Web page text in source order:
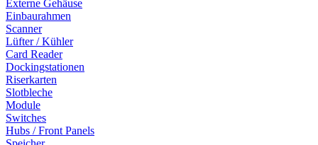
Externe Gehäuse
Einbaurahmen
Scanner
Lüfter / Kühler
Card Reader
Dockingstationen
Riserkarten
Slotbleche
Module
Switches
Hubs / Front Panels